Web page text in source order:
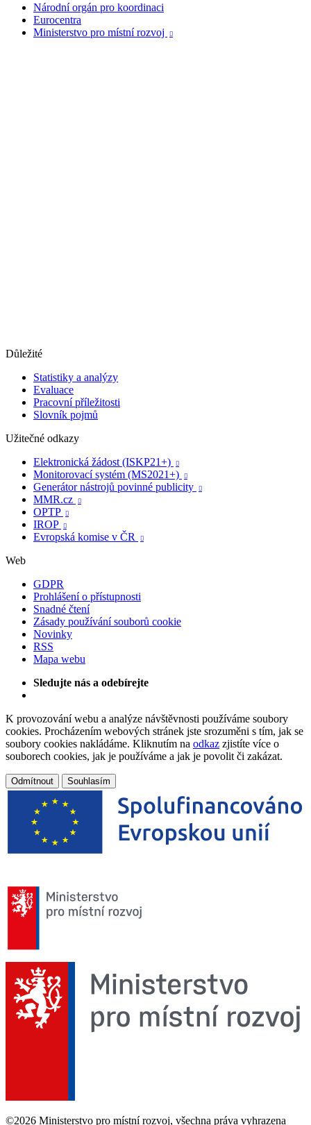
Národní orgán pro koordinaci
Eurocentra
Ministerstvo pro místní rozvoj

Důležité
Statistiky a analýzy
Evaluace
Pracovní příležitosti
Slovník pojmů
Užitečné odkazy
Elektronická žádost (ISKP21+)

Monitorovací systém (MS2021+) 
Generátor nástrojů povinné publicity 
MMR.cz 
OPTP 
IROP 
Evropská komise v ČR 
Web
GDPR
Prohlášení o přístupnosti
Snadné čtení
Zásady používání souborů cookie
Novinky
RSS
Mapa webu
Sledujte nás a odebírejte
K provozování webu a analýze návštěvnosti používáme soubory
cookies. Procházením webových stránek jste srozuměni s tím, jak se
soubory cookies nakládáme. Kliknutím na odkaz zjistíte více o
souborech cookies, jak je používáme a jak je povolit či zakázat.
Odmítnout Souhlasím
©2026 Ministerstvo pro místní rozvoj, všechna práva vyhrazena